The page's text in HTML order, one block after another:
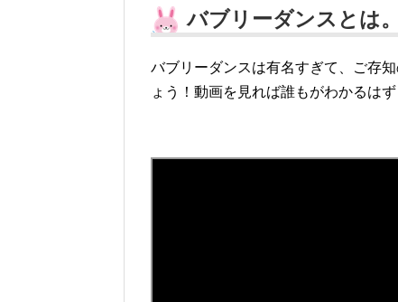
バブリーダンスとは
バブリーダンスは有名すぎて、ご存
ょう！動画を見れば誰もがわかるはず